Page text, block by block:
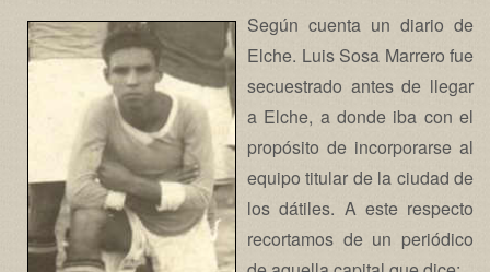
Según cuenta un diario de
Elche. Luis Sosa Marrero fue
secuestrado antes de llegar
a Elche, a donde iba con el
propósito de incorporarse al
equipo titular de la ciudad de
los dátiles. A este respecto
recortamos de un periódico